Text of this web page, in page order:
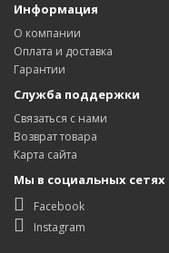
Информация
О компании
Оплата и доставка
Гарантии
Служба поддержки
Связаться с нами
Возврат товара
Карта сайта
Мы в социальных сетях
Facebook
Instagram